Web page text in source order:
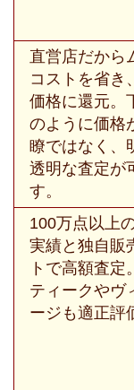
直営店だから
コストを省き
価格に還元。
のように価格
瞭ではなく、
透明な査定が
す。
100万点以上
実績と独自販
トで高額査定
ティークやヴ
ージも適正評